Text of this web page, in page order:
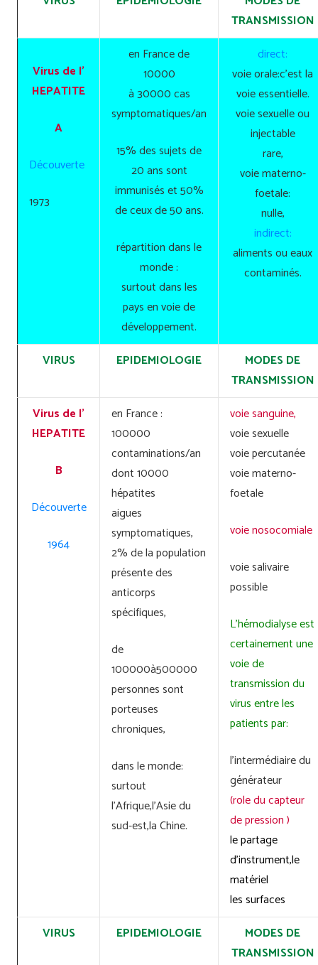
TRANSMISSION
Virus de l’
HEPATITE
A
Découverte
1973
en France de
10000
à 30000 cas
symptomatiques/an
15% des sujets de
20 ans sont
immunisés et 50%
de ceux de 50 ans.
répartition dans le
monde :
surtout dans les
pays en voie de
développement.
direct:
voie orale:c’est la
voie essentielle.
voie sexuelle ou
injectable
rare,
voie materno-
foetale:
nulle,
indirect:
aliments ou eaux
contaminés.
VIRUS EPIDEMIOLOGIE
MODES DE
TRANSMISSION
Virus de l’
HEPATITE
B
Découverte
1964
en France :
100000
contaminations/an
dont 10000
hépatites
aigues
symptomatiques,
2% de la population
présente des
anticorps
spécifiques,
de
100000à500000
personnes sont
porteuses
chroniques,
dans le monde:
surtout
l’Afrique,l’Asie du
sud-est,la Chine.
voie sanguine,
voie sexuelle
voie percutanée
voie materno-
foetale
voie nosocomiale
voie salivaire
possible
L’hémodialyse est
certainement une
voie de
transmission du
virus entre les
patients par:
l’intermédiaire du
générateur
(role du capteur
de pression )
le partage
d’instrument,le
matériel
les surfaces
VIRUS
EPIDEMIOLOGIE
MODES DE
TRANSMISSION